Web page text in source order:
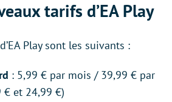
tarifs d’EA Play
Play sont les suivants :
: 5,99 € par mois / 39,99 € par
€ et 24,99 €)